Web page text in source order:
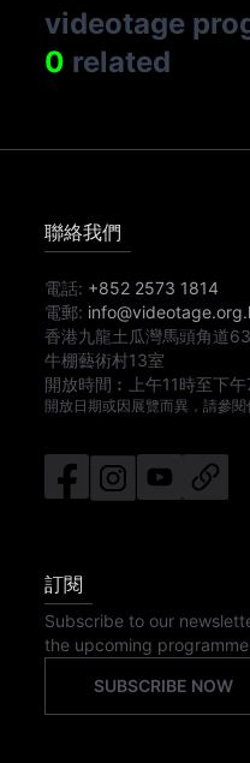
videotage
0 related
聯絡我們
電話: +852 2573 1814
電郵:
香港九龍土瓜灣馬頭角道
牛棚藝術村13室
開放時間︰
上午11時至下
開放日期或因展覽而異，請參
訂閱
Subscribe to our
the upcoming
SUBSCRIBE NOW